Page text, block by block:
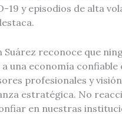
19 y episodios de alta
reconoce que
a una economía
profesionales y
estratégica. No
en nuestras